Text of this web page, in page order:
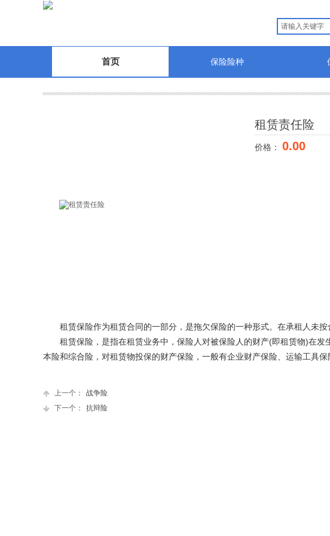
首页 保险险种
租赁责任险
价格： 0.00
租赁保险作为租赁合同的一部分，是拖欠保险的一种形式。在承租人未
租赁保险，是指在租赁业务中，保险人对被保险人的财产(即租赁物)在
本险和综合险，对租赁物投保的财产保险，一般有企业财产保险、运输工具保
上一个：
战争险
下一个：
抗辩险